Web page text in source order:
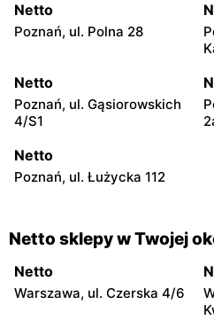
Netto
Poznań, ul. Polna 28
Netto
Poznań, ul. Gąsiorowskich
4/S1
Netto
Poznań, ul. Łużycka 112
Netto sklepy w Twojej
Netto
Warszawa, ul. Czerska 4/6